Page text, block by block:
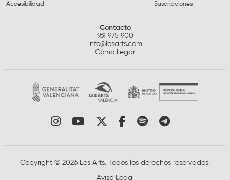
Accesibilidad
Suscripciones
Contacto
961 975 900
info@lesarts.com
Cómo llegar
Link a instagram
Link a youtube
Link a twitter
Link a facebook
Link a spotify
Link a
Copyright © 2026 Les Arts. Todos los derechos reservados.
Aviso Legal